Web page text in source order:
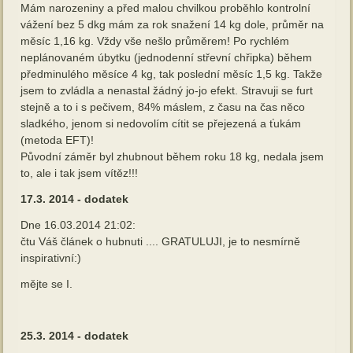
Mám narozeniny a před malou chvilkou proběhlo kontrolní
vážení bez 5 dkg mám za rok snažení 14 kg dole, průměr na
měsíc 1,16 kg. Vždy vše nešlo průměrem! Po rychlém
neplánovaném úbytku (jednodenní střevní chřipka) během
předminulého měsíce 4 kg, tak poslední měsíc 1,5 kg. Takže
jsem to zvládla a nenastal žádný jo-jo efekt. Stravuji se furt
stejně a to i s pečivem, 84% máslem, z času na čas něco
sladkého, jenom si nedovolím cítit se přejezená a ťukám
(metoda EFT)!
Původní záměr byl zhubnout během roku 18 kg, nedala jsem
to, ale i tak jsem vítěz!!!
17.3. 2014 - dodatek
Dne 16.03.2014 21:02:
čtu Váš článek o hubnuti .... GRATULUJI, je to nesmírně
inspirativní:)
mějte se I.
25.3. 2014 - dodatek